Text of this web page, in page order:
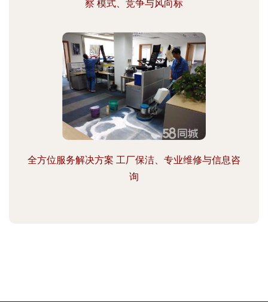
察 模式、竞争与风向标
全方位服务解决方案 工厂保洁、专业维修与信息咨
询